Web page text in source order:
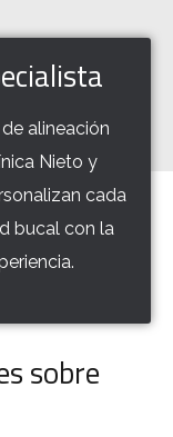
alineación
Nieto y
cada
bucal con la
sobre